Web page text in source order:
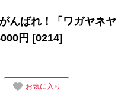
んばれ！「ワガヤネヤ
円 [0214]
お気に入り